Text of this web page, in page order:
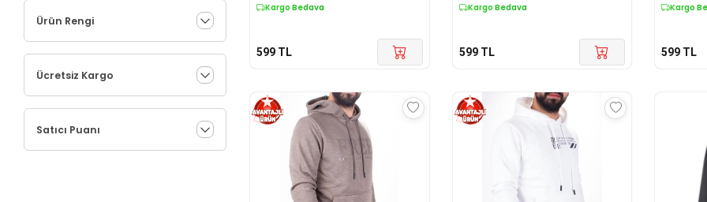
Ürün Rengi
Ücretsiz Kargo
Satıcı Puanı
Kargo Bedava
599 TL
Kargo Bedava
599 TL
Kargo
599 TL